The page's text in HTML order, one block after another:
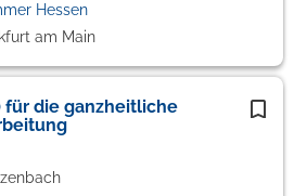
Hessen
am Main
für die ganzheitliche